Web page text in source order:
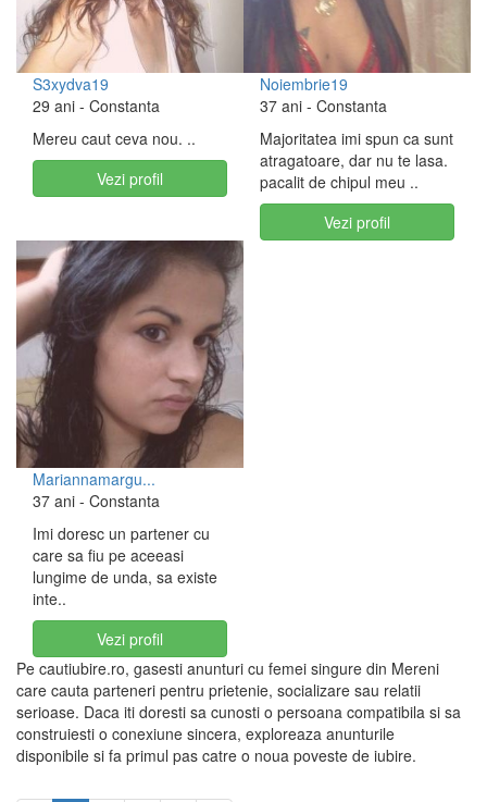
S3xydva19
29 ani - Constanta
Mereu caut ceva nou. ..
Vezi profil
Noiembrie19
37 ani - Constanta
Majoritatea imi spun ca sunt
atragatoare, dar nu te lasa.
pacalit de chipul meu ..
Vezi profil
Mariannamargu...
37 ani - Constanta
Imi doresc un partener cu
care sa fiu pe aceeasi
lungime de unda, sa existe
inte..
Vezi profil
Pe cautiubire.ro, gasesti anunturi cu femei singure din Mereni
care cauta parteneri pentru prietenie, socializare sau relatii
serioase. Daca iti doresti sa cunosti o persoana compatibila si sa
construiesti o conexiune sincera, exploreaza anunturile
disponibile si fa primul pas catre o noua poveste de iubire.